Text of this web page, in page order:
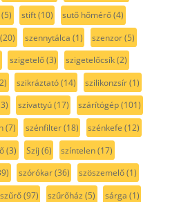
(5) stift(10) sutő hőmérő(4)
(20) szennytálca (1) szenzor(5)
szigetelő(3) szigetelőcsík(2)
szikráztató(14) szilikonzsír(1)
szivattyú(17) szárítógép(101)
(7) szénfilter(18) szénkefe (12)
(3) Szíj (6) színtelen(17)
szórókar(36) szöszemelő(1)
szűrő(97) szűrőház (5) sárga (1)